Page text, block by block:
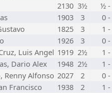
2130 3½
½
1903 3
0 -
1825 3
1
1926 3
0 -
Luis Angel 1919 2½
1
Dario Alex 1948 2½
1
Renny Alfonso 2027 2
0 -
Francisco 1938 2
1